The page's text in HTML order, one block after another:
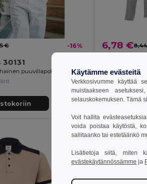
€ -16%
puuvillapolopaita
6,78 €
Miesten
+6
Lisää
Käytämme evästeitä
Verkkosivumme käyttää
muistaakseen
selauskokemuksen. Tämä
Voit hallita
voida poistaa käytöstä,
sallitaanko tai estetäänkö
Lisätietoja siitä, miten
evästekäytännössämme ja